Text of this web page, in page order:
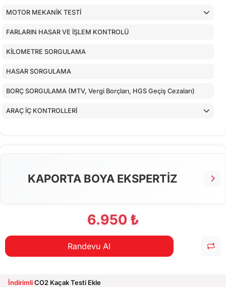
MOTOR MEKANİK TESTİ
FARLARIN HASAR VE İŞLEM KONTROLÜ
KİLOMETRE SORGULAMA
HASAR SORGULAMA
BORÇ SORGULAMA (MTV, Vergi Borçları, HGS Geçiş Cezaları)
ARAÇ İÇ KONTROLLERİ
KAPORTA BOYA EKSPERTİZ
6.950 ₺
Randevu Al
İndirimliCO2 Kaçak Testi Ekle